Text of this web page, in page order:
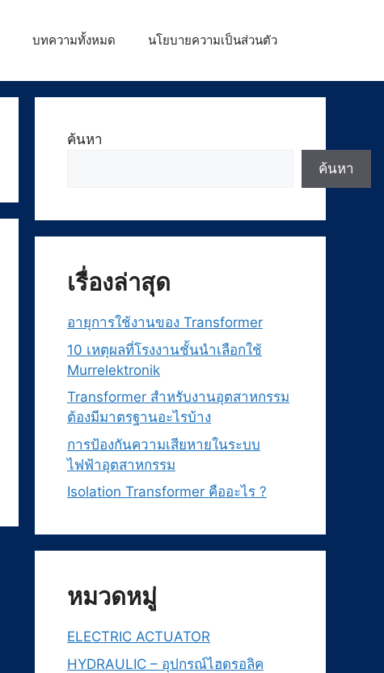
บทความทั้งหมด นโยบายความเป็นส่วนตัว
ค้นหา
ค้นหา
เรื่องล่าสุด
อายุการใช้งานของ Transformer
10 เหตุผลที่โรงงานชั้นนำเลือกใช้
Murrelektronik
Transformer สำหรับงานอุตสาหกรรม
ต้องมีมาตรฐานอะไรบ้าง
การป้องกันความเสียหายในระบบ
ไฟฟ้าอุตสาหกรรม
Isolation Transformer คืออะไร ?
หมวดหมู่
ELECTRIC ACTUATOR
HYDRAULIC – อุปกรณ์ไฮดรอลิค